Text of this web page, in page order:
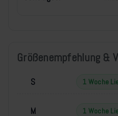
Größenempfehlung &
S 1 Woche
M 1 Woche